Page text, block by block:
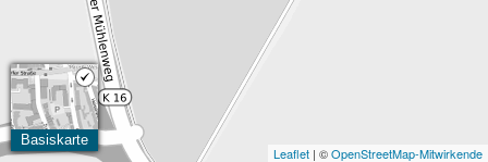
Basiskarte
Leaflet | ©OpenStreetMap-Mitwirkende